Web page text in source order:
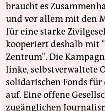
braucht es
und vor allem mit den
für eine starke
kooperiert deshalb mit
Zentrum". Die
linke, selbstverwaltete
solidarischen Fonds
auf. Eine offene
zugänglichen